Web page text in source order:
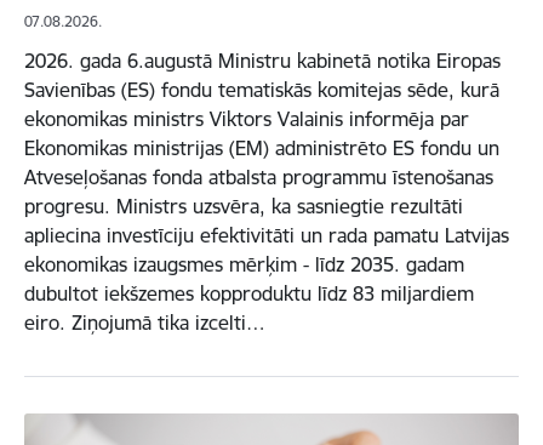
07.08.2026.
2026. gada 6.augustā Ministru kabinetā notika Eiropas
Savienības (ES) fondu tematiskās komitejas sēde, kurā
ekonomikas ministrs Viktors Valainis informēja par
Ekonomikas ministrijas (EM) administrēto ES fondu un
Atveseļošanas fonda atbalsta programmu īstenošanas
progresu. Ministrs uzsvēra, ka sasniegtie rezultāti
apliecina investīciju efektivitāti un rada pamatu Latvijas
ekonomikas izaugsmes mērķim - līdz 2035. gadam
dubultot iekšzemes kopproduktu līdz 83 miljardiem
eiro. Ziņojumā tika izcelti…